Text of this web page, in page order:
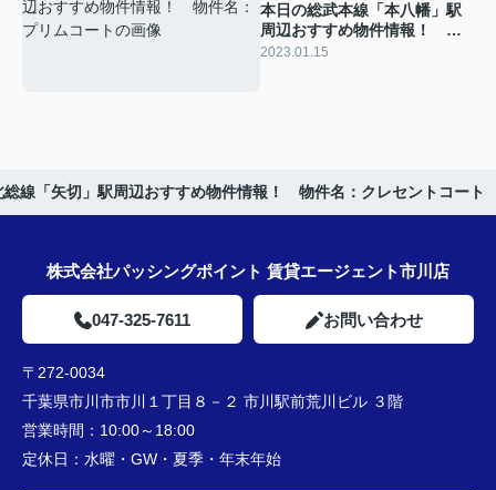
本日の総武本線「本八幡」駅
周辺おすすめ物件情報！ 物
件名：プリムコート
2023.01.15
総線「矢切」駅周辺おすすめ物件情報！ 物件名：クレセントコート
株式会社パッシングポイント 賃貸エージェント市川店
047-325-7611 お問い合わせ
〒272-0034
千葉県市川市市川１丁目８－２ 市川駅前荒川ビル ３階
営業時間： 10:00～18:00
定休日： 水曜・GW・夏季・年末年始